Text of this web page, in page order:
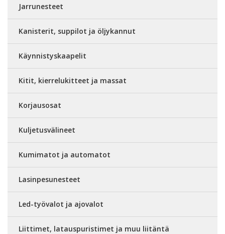
Jarrunesteet
Kanisterit, suppilot ja öljykannut
Käynnistyskaapelit
Kitit, kierrelukitteet ja massat
Korjausosat
Kuljetusvälineet
Kumimatot ja automatot
Lasinpesunesteet
Led-työvalot ja ajovalot
Liittimet, latauspuristimet ja muu liitäntä